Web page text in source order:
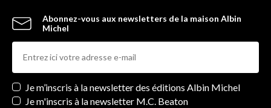
Abonnez-vous aux newsletters de la maison Albin
Michel
Newsletters
Je m’inscris à la newsletter des éditions Albin Michel
Je m'inscris à la newsletter M.C. Beaton